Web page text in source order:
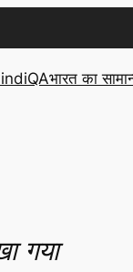
QAभारत का
गया